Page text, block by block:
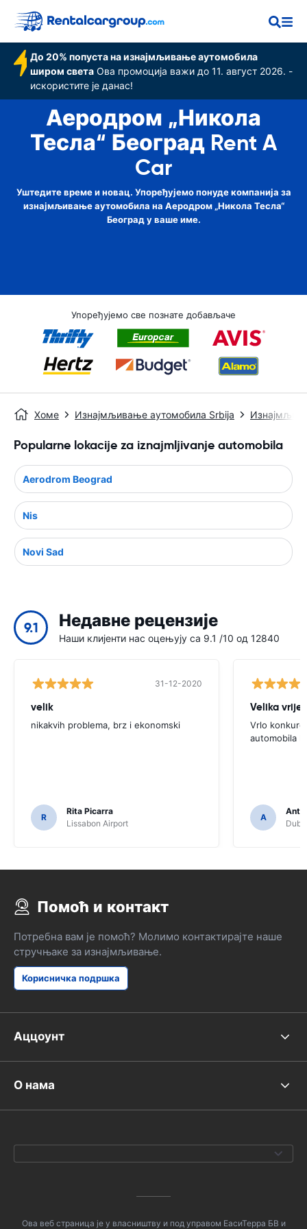
До 20% попуста на изнајмљивање аутомобила
широм света Ова промоција важи до 11. август 2026. -
искористите је данас!
Аеродром „Никола
Тесла“ Београд Rent A
Car
Уштедите време и новац. Упоређујемо понуде компанија за
изнајмљивање аутомобила на Аеродром „Никола Тесла“
Београд у ваше име.
Упоређујемо све познате добављаче
Хоме Изнајмљивање аутомобила Srbija
Popularne lokacije za iznajmljivanje automobila
Aerodrom Beograd
Nis
Novi Sad
9.1 Недавне рецензије
Наши клијенти нас оцењују са 9.1 /10 од 12840
31-12-2020
velik
nikakvih problema, brz i ekonomski
R
Rita Picarra
Lissabon Airport
Velika
Vrlo
automobila
A
Помоћ и контакт
Потребна вам је помоћ? Молимо контактирајте наше
стручњаке за изнајмљивање.
Корисничка подршка
Аццоунт
О нама
Ова веб страница је у власништву и под управом ЕасиТерра БВ и